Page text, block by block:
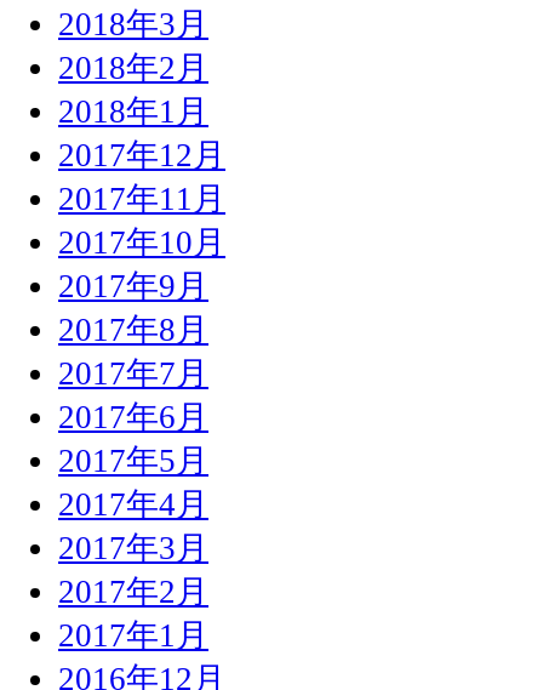
2018年3月
2018年2月
2018年1月
2017年12月
2017年11月
2017年10月
2017年9月
2017年8月
2017年7月
2017年6月
2017年5月
2017年4月
2017年3月
2017年2月
2017年1月
2016年12月